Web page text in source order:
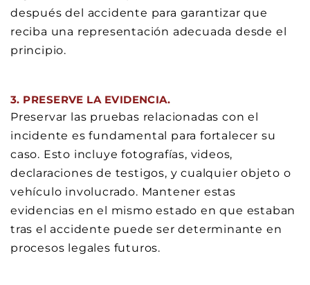
después del accidente para garantizar que
reciba una representación adecuada desde el
principio.
3. PRESERVE LA EVIDENCIA.
Preservar las pruebas relacionadas con el
incidente es fundamental para fortalecer su
caso. Esto incluye fotografías, videos,
declaraciones de testigos, y cualquier objeto o
vehículo involucrado. Mantener estas
evidencias en el mismo estado en que estaban
tras el accidente puede ser determinante en
procesos legales futuros.